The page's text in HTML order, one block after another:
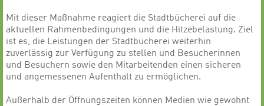
Mit dieser Maßnahme reagiert die Stadtbücherei auf die
aktuellen Rahmenbedingungen und die Hitzebelastung. Ziel
ist es, die Leistungen der Stadtbücherei weiterhin
zuverlässig zur Verfügung zu stellen und Besucherinnen
und Besuchern sowie den Mitarbeitenden einen sicheren
und angemessenen Aufenthalt zu ermöglichen.
Außerhalb der Öffnungszeiten können Medien wie gewohnt